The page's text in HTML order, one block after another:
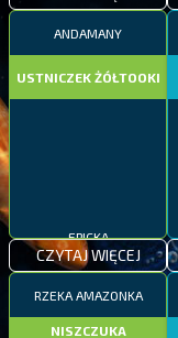
ANDAMANY
USTNICZEK ŻÓŁTOOKI
CZYTAJ WIĘCEJ
RZEKA AMAZONKA
NISZCZUKA